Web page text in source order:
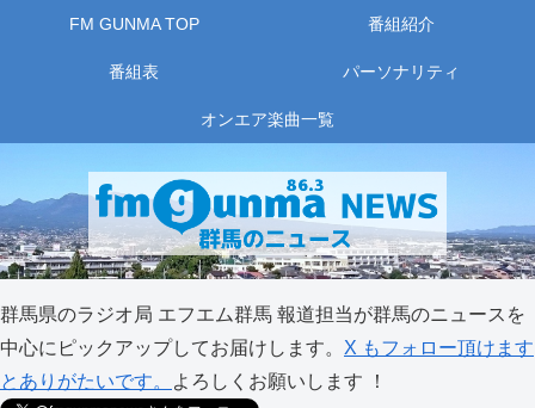
FM GUNMA TOP 番組紹介
番組表 パーソナリティ
オンエア楽曲一覧
群馬県のラジオ局 エフエム群馬 報道担当が群馬のニュースを
中心にピックアップしてお届けします。 X もフォロー頂けます
とありがたいです。
よろしくお願いします ！